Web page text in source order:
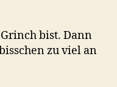
bist. Dann
zu viel an